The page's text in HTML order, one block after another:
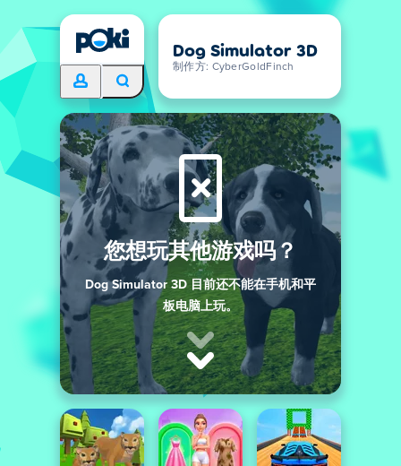
Dog Simulator 3D
制作方: CyberGoldFinch
您想玩其他游戏吗？
Dog Simulator 3D 目前还不能在手机和平
板电脑上玩。